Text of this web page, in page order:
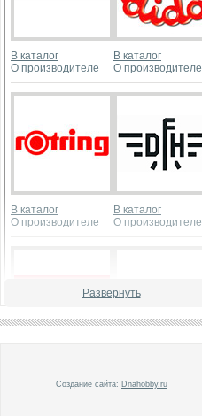
В каталог
О производителе
В каталог
О производителе
В каталог
О производителе
В каталог
О производителе
Развернуть
Создание сайта: Dnahobby.ru